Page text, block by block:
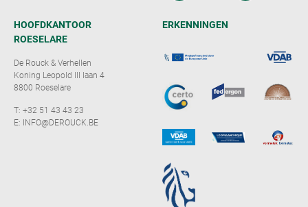
HOOFDKANTOOR
ROESELARE
De Rouck & Verhellen
Koning Leopold III laan 4
8800 Roeselare
T: +32 51 43 43 23
E: INFO@DEROUCK.BE
ERKENNINGEN